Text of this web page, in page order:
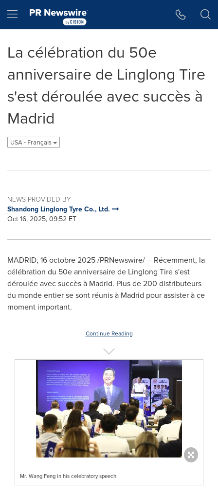
Hamburger menu
La célébration du 50e
anniversaire de Linglong Tire
s'est déroulée avec succès à
Madrid
USA - Français
NEWS PROVIDED BY
Shandong Linglong Tyre Co., Ltd.
Oct 16, 2025, 09:52 ET
MADRID, 16 octobre 2025/PRNewswire/ -- Récemment, la
célébration du 50e anniversaire de Linglong Tire s'est
déroulée avec succès à Madrid. Plus de 200 distributeurs
du monde entier se sont réunis à Madrid pour assister à ce
moment important.
Continue Reading
Mr. Wang Feng in his celebratory speech